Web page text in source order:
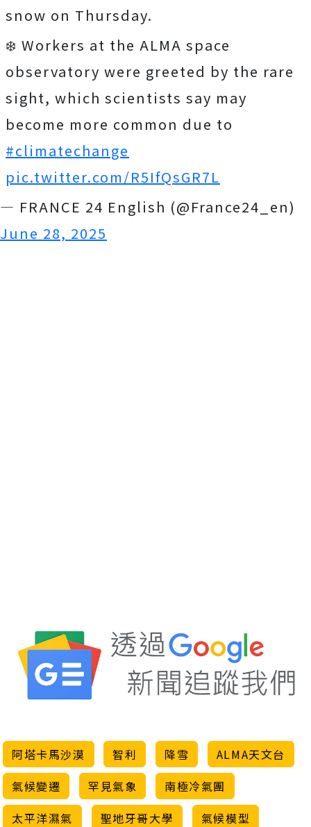
snow on Thursday.
❄️ Workers at the ALMA space
observatory were greeted by the rare
sight, which scientists say may
become more common due to
#climatechange
pic.twitter.com/R5IfQsGR7L
— FRANCE 24 English (@France24_en)
June 28, 2025
阿塔卡馬沙漠 智利 降雪
ALMA天文台
氣候變遷
罕見氣象
南極冷氣團
太平洋濕氣
聖地牙哥大學 氣候模型